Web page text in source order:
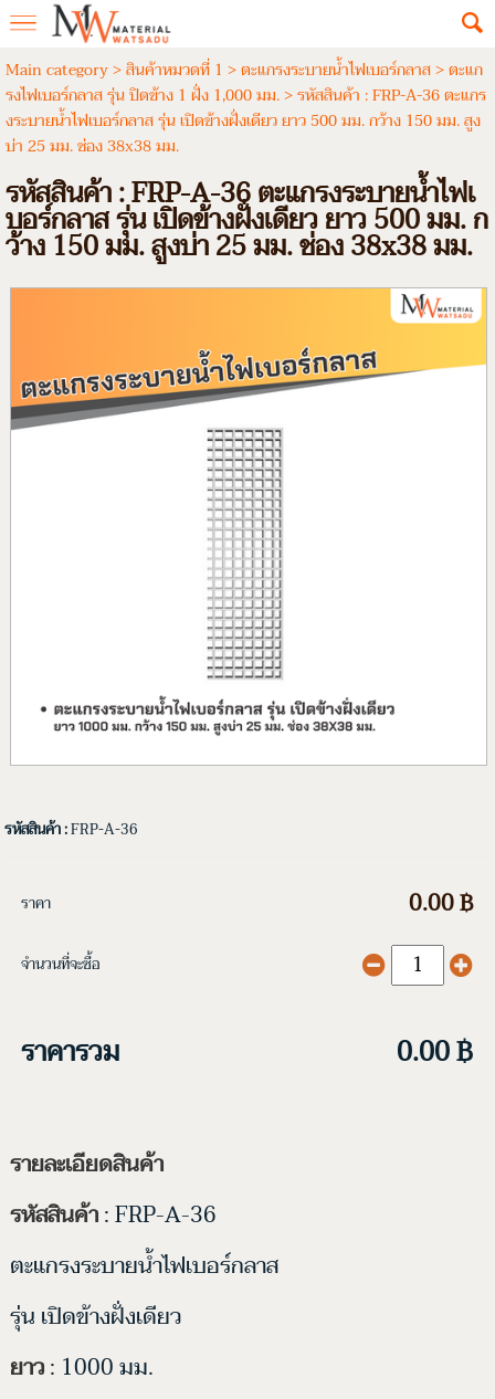
Main category>สินค้าหมวดที่ 1 >ตะแกรงระบายน้ำไฟเบอร์กลาส>ตะแก
รงไฟเบอร์กลาส รุ่น ปิดข้าง 1 ฝั่ง 1,000 มม.> รหัสสินค้า : FRP-A-36 ตะแกร
งระบายน้ำไฟเบอร์กลาส รุ่น เปิดข้างฝั่งเดียว ยาว 500 มม. กว้าง 150 มม. สูง
บ่า 25 มม. ช่อง 38x38 มม.
รหัสสินค้า : FRP-A-36 ตะแกรงระบายน้ำไฟเ
บอร์กลาส รุ่น เปิดข้างฝั่งเดียว ยาว 500 มม. ก
ว้าง 150 มม. สูงบ่า 25 มม. ช่อง 38x38 มม.
รหัสสินค้า :FRP-A-36
ราคา 0.00 ฿
จำนวนที่จะซื้อ
ราคารวม 0.00 ฿
รายละเอียดสินค้า
รหัสสินค้า: FRP-A-36
ตะแกรงระบายน้ำไฟเบอร์กลาส
รุ่น เปิดข้างฝั่งเดียว
ยาว: 1000 มม.